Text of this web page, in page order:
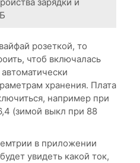
зарядки и
розеткой, то
чтоб включалась
хранения. Плата
например при
(зимой выкл при 88
в приложении
увидеть какой ток,